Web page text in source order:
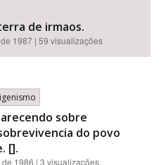
de irmaos.
1987 | 59 visualizações
sobre
do povo
[].
1986 | 3 visualizações